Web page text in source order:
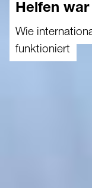
Helfen
Wie
funktioniert